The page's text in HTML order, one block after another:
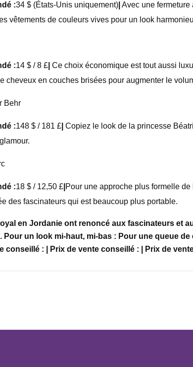
:34 $ (États-Unis uniquement) Avec une
vêtements de couleurs vives pour un look
:14 $ / 8 £ Ce choix économique est tout aussi
cheveux en couches brisées pour augmenter le
Behr
:148 $ / 181 £ Copiez le look de la princesse
:18 $ / 12,50 £ Pour une approche plus formelle
des fascinateurs qui est beaucoup plus portable.
en Jordanie ont renoncé aux fascinateurs et
un look mi-haut, mi-bas : Pour une queue
conseillé : | Prix ​​de vente conseillé : | Prix ​​de vente